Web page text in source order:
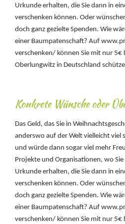
Urkunde erhalten, die Sie dann in
verschenken können. Oder
doch ganz gezielte Spenden. Wie
einer Baumpatenschaft? Auf
verschenken/ können Sie mit nur 5€
Oberlungwitz in Deutschland
Konkrete Wünsche oder
Das Geld, das Sie in
anderswo auf der Welt vielleicht viel
und würde dann sogar viel mehr
Projekte und Organisationen, wo Sie
Urkunde erhalten, die Sie dann in
verschenken können. Oder
doch ganz gezielte Spenden. Wie
einer Baumpatenschaft? Auf
verschenken/ können Sie mit nur 5€